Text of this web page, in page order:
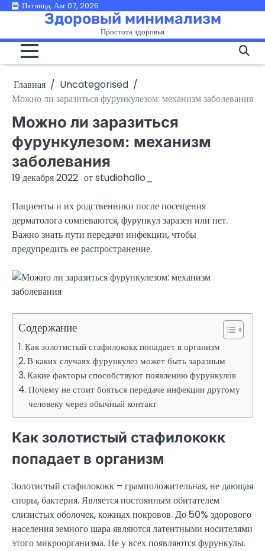
ПерейтиПятница, Авг 07, 2026
Здоровый минимализм
Простота здоровья
Главная
Uncategorised
Можно ли заразиться фурункулезом: механизм заболевания
Можно ли заразиться
фурункулезом: механизм
заболевания
19 декабря 2022 отstudiohallo_
Пациенты и их родственники после посещения
дерматолога сомневаются, фурункул заразен или нет.
Важно знать пути передачи инфекции, чтобы
предупредить ее распространение.
Содержание
Как золотистый стафилококк попадает в организм
В каких случаях фурункулез может быть заразным
Какие факторы способствуют появлению фурункулов
Почему не стоит бояться передаче инфекции другому
человеку через обычный контакт
Как золотистый стафилококк
попадает в организм
Золотистый стафилококк – грамположительная, не дающая
споры, бактерия. Является постоянным обитателем
слизистых оболочек, кожных покровов. До 50% здорового
населения земного шара являются латентными носителями
этого микроорганизма. Не у всех появляются фурункулы.